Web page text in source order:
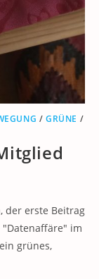
/GRÜNE /
der erste Beitrag
im
grünes,